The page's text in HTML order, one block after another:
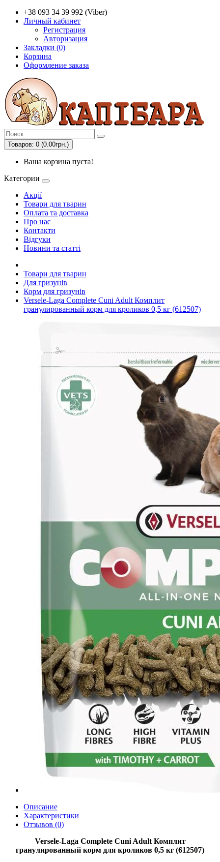
+38 093 34 39 992 (Viber)
Личный кабинет
Регистрация
Авторизация
Закладки (0)
Корзина
Оформление заказа
Товаров: 0 (0.00грн.)
Ваша корзина пуста!
Категории
Акції
Товари для тварин
Оплата та доставка
Про нас
Контакти
Відгуки
Новини та статті
Товари для тварин
Для гризунів
Корм для гризунів
Versele-Laga Complete Cuni Adult Комплит
гранулированный корм для кроликов 0,5 кг (612507)
Описание
Характеристики
Отзывов (0)
Versele-Laga Complete Cuni Adult Комплит
гранулированный корм для кроликов 0,5 кг (612507)